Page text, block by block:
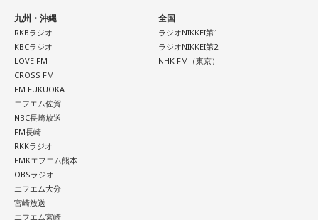
九州・沖縄
RKBラジオ
KBCラジオ
LOVE FM
CROSS FM
FM FUKUOKA
エフエム佐賀
NBC長崎放送
FM長崎
RKKラジオ
FMKエフエム熊本
OBSラジオ
エフエム大分
宮崎放送
エフエム宮崎
全国
ラジオNIKKEI第1
ラジオNIKKEI第2
NHK FM（東京）